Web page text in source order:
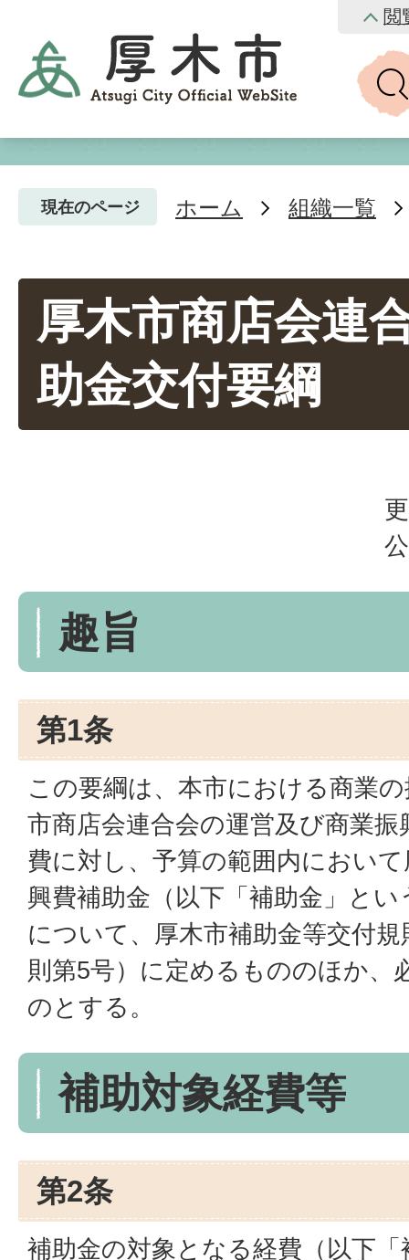
閲
現在のページ ホーム 組織一覧
厚木市商店会連
助金交付要綱
趣旨
第1条
この要綱は、本市における商業
市商店会連合会の運営及び商業
費に対し、予算の範囲内におい
興費補助金（以下「補助金」と
について、厚木市補助金等交付
則第5号）に定めるもののほか、
のとする。
補助対象経費等
第2条
補助金の対象となる経費（以下